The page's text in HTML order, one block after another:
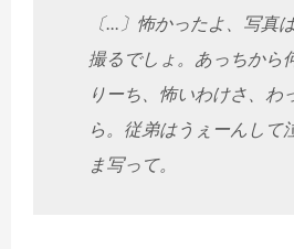
〔...〕怖かったよ、写真
撮るでしょ。あっちから
りーち、怖いわけさ、わ
ら。従弟はうぇーんして
ま写って。